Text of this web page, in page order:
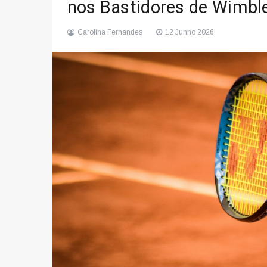
nos Bastidores de
Carolina Fernandes 12 Junho 2026